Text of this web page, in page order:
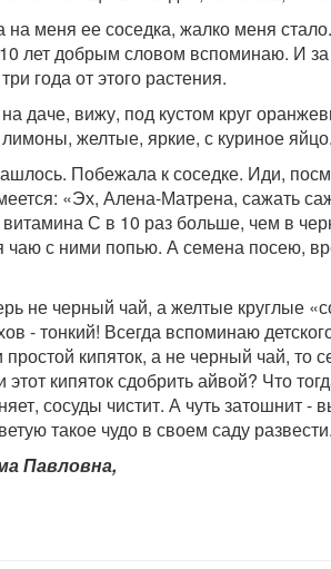
на меня ее соседка, жалко меня
лет добрым словом вспоминаю. И за
года от этого растения.
даче, вижу, под кустом круг
желтые, яркие, с куриное
Побежала к соседке. Иди,
«Эх, Алена-Матрена, сажать
С в 10 раз больше, чем в
чаю с ними попью. А семена посею,
не черный чай, а желтые круглые
- тонкий! Всегда вспоминаю
кипяток, а не черный чай, то
кипяток сдобрить айвой? Что
сосуды чистит. А чуть затошнит -
такое чудо в своем саду
Павловна,